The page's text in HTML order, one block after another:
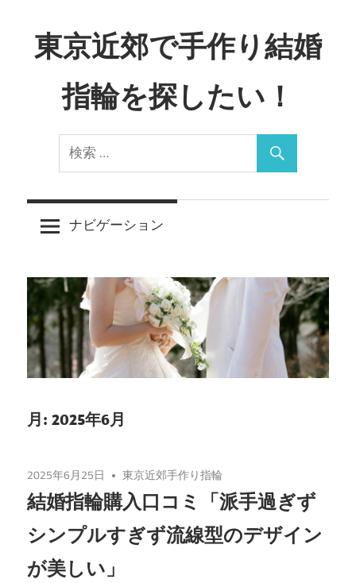
ン
テ
ッ
東京近郊で手作り結婚
指輪を探したい！
another
WordPress
site
ナビゲーション
月: 2025年6月
2025年6月25日 東京近郊手作り指輪
結婚指輪購入口コミ「派手過ぎず
シンプルすぎず流線型のデザイン
が美しい」